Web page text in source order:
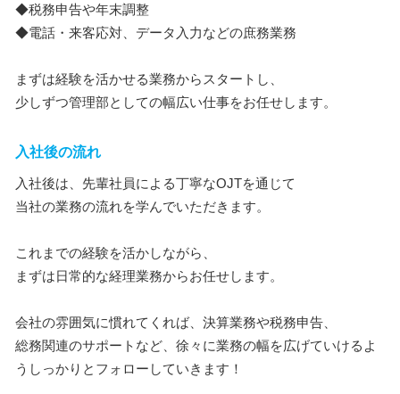
◆税務申告や年末調整
◆電話・来客応対、データ入力などの庶務業務
まずは経験を活かせる業務からスタートし、
少しずつ管理部としての幅広い仕事をお任せします。
入社後の流れ
入社後は、先輩社員による丁寧なOJTを通じて
当社の業務の流れを学んでいただきます。
これまでの経験を活かしながら、
まずは日常的な経理業務からお任せします。
会社の雰囲気に慣れてくれば、決算業務や税務申告、
総務関連のサポートなど、徐々に業務の幅を広げていけるよ
うしっかりとフォローしていきます！